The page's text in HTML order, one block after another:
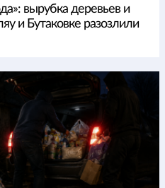
вырубка деревьев и
и Бутаковке разозлили